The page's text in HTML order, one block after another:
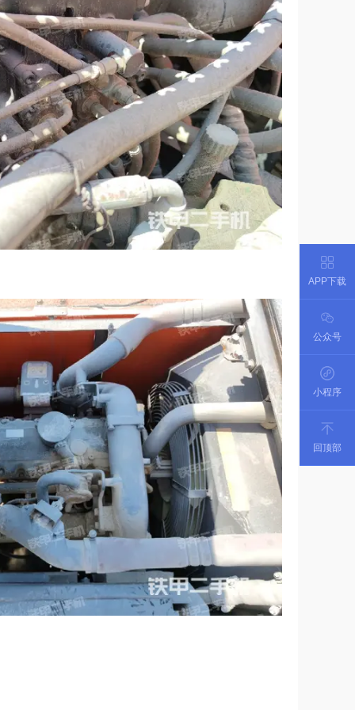
APP下载
公众号
小程序
回顶部